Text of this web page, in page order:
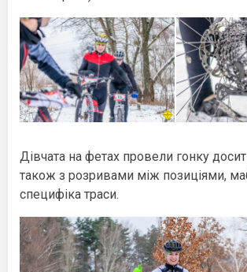
Дівчата на фетах провели гонку
також з розривами між позиціями,
специфіка траси.